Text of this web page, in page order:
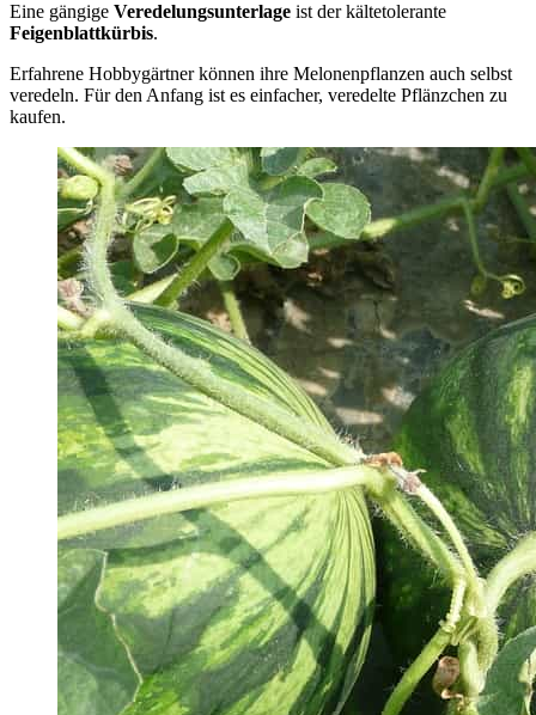
Eine gängige Veredelungsunterlage ist der kältetolerante
Feigenblattkürbis.
Erfahrene Hobbygärtner können ihre Melonenpflanzen auch selbst
veredeln. Für den Anfang ist es einfacher, veredelte Pflänzchen zu
kaufen.